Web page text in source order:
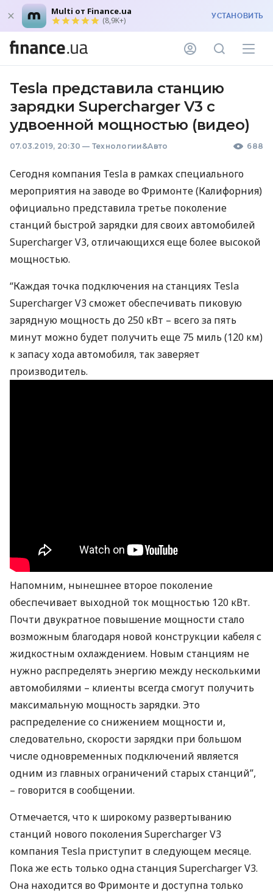
Multi от Finance.ua
(8,9K+) УСТАНОВИТЬ
Tesla представила станцию
зарядки Supercharger V3 с
удвоенной мощностью (видео)
07.03.2019, 20:30 — Технологии&Авто 688
Сегодня компания Tesla в рамках специального
мероприятия на заводе во Фримонте (Калифорния)
официально представила третье поколение
станций быстрой зарядки для своих автомобилей
Supercharger V3, отличающихся еще более высокой
мощностью.
“Каждая точка подключения на станциях Tesla
Supercharger V3 сможет обеспечивать пиковую
зарядную мощность до 250 кВт – всего за пять
минут можно будет получить еще 75 миль (120 км)
к запасу хода автомобиля, так заверяет
производитель.
Напомним, нынешнее второе поколение
обеспечивает выходной ток мощностью 120 кВт.
Почти двукратное повышение мощности стало
возможным благодаря новой конструкции кабеля с
жидкостным охлаждением. Новым станциям не
нужно распределять энергию между несколькими
автомобилями – клиенты всегда смогут получить
максимальную мощность зарядки. Это
распределение со снижением мощности и,
следовательно, скорости зарядки при большом
числе одновременных подключений является
одним из главных ограничений старых станций”,
– говорится в сообщении.
Отмечается, что к широкому развертыванию
станций нового поколения Supercharger V3
компания Tesla приступит в следующем месяце.
Пока же есть только одна станция Supercharger V3.
Она находится во Фримонте и доступна только